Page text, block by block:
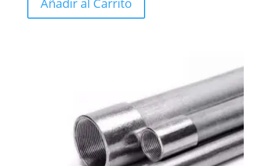
Añadir al Carrito